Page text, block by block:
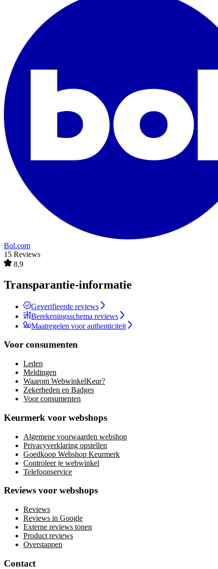
Bol.com
15 Reviews
8,9
Transparantie-informatie
Geverifieerde reviews
Berekeningsschema reviews
Maatregelen voor authenticiteit
Voor consumenten
Leden
Meldingen
Waarom WebwinkelKeur?
Zekerheden en Badges
Voor consumenten
Keurmerk voor webshops
Algemene voorwaarden webshop
Privacyverklaring opstellen
Goedkoop Webshop Keurmerk
Controleer je webwinkel
Telefoonservice
Reviews voor webshops
Reviews
Reviews in Google
Externe reviews tonen
Product reviews
Overstappen
Contact